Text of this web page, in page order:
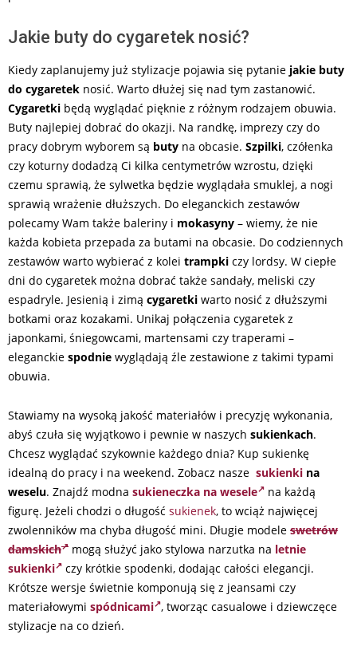
Jakie buty do cygaretek nosić?
Kiedy zaplanujemy już stylizacje pojawia się pytanie jakie buty
do cygaretek nosić. Warto dłużej się nad tym zastanowić.
Cygaretki będą wyglądać pięknie z różnym rodzajem obuwia.
Buty najlepiej dobrać do okazji. Na randkę, imprezy czy do
pracy dobrym wyborem są buty na obcasie. Szpilki, czółenka
czy koturny dodadzą Ci kilka centymetrów wzrostu, dzięki
czemu sprawią, że sylwetka będzie wyglądała smuklej, a nogi
sprawią wrażenie dłuższych. Do eleganckich zestawów
polecamy Wam także baleriny i mokasyny – wiemy, że nie
każda kobieta przepada za butami na obcasie. Do codziennych
zestawów warto wybierać z kolei trampki czy lordsy. W ciepłe
dni do cygaretek można dobrać także sandały, meliski czy
espadryle. Jesienią i zimą cygaretki warto nosić z dłuższymi
botkami oraz kozakami. Unikaj połączenia cygaretek z
japonkami, śniegowcami, martensami czy traperami –
eleganckie spodnie wyglądają źle zestawione z takimi typami
obuwia.
Stawiamy na wysoką jakość materiałów i precyzję wykonania,
abyś czuła się wyjątkowo i pewnie w naszych sukienkach.
Chcesz wyglądać szykownie każdego dnia? Kup sukienkę
idealną do pracy i na weekend. Zobacz nasze sukienki na
weselu. Znajdź modna sukieneczka na wesele
na każdą
figurę. Jeżeli chodzi o długość sukienek, to wciąż najwięcej
zwolenników ma chyba długość mini. Długie modele swetrów
damskich
mogą służyć jako stylowa narzutka na letnie
sukienki
czy krótkie spodenki, dodając całości elegancji.
Krótsze wersje świetnie komponują się z jeansami czy
materiałowymi spódnicami , tworząc casualowe i dziewczęce
stylizacje na co dzień.